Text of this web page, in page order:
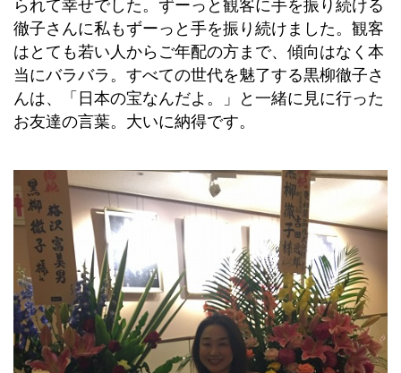
られて幸せでした。ずーっと観客に手を振り続ける
徹子さんに私もずーっと手を振り続けました。観客
はとても若い人からご年配の方まで、傾向はなく本
当にバラバラ。すべての世代を魅了する黒柳徹子さ
んは、「日本の宝なんだよ。」と一緒に見に行った
お友達の言葉。大いに納得です。